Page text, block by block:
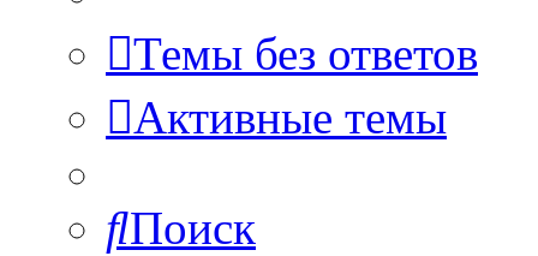
Темы без ответов
Активные темы
Поиск